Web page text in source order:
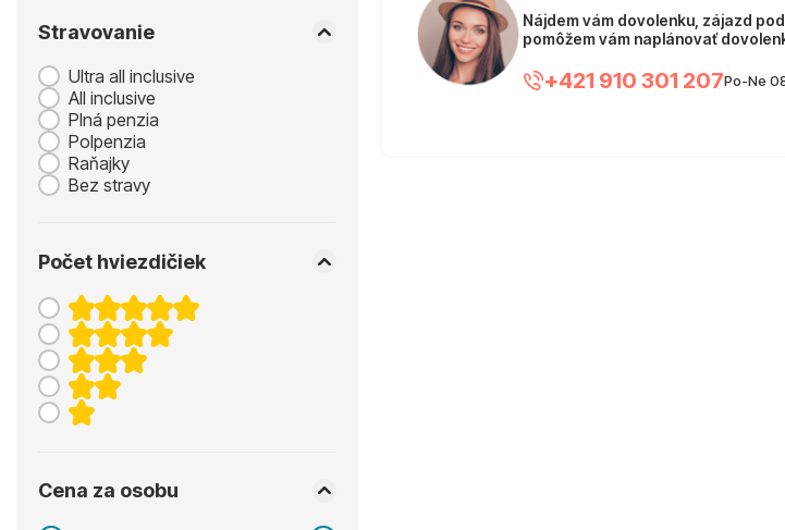
Stravovanie
Ultra all inclusive
All inclusive
Plná penzia
Polpenzia
Raňajky
Bez stravy
Počet hviezdičiek
Cena za osobu
Nájdem vám dovolenku, zájazd
pomôžem vám naplánovať
+421 910 301 207Po-Ne